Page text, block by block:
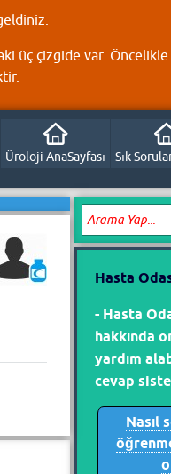
üç çizgide var.
Sık
Üroloji AnaSayfası
Hasta
- Hasta
hakkında
yardım
cevap
Nasıl